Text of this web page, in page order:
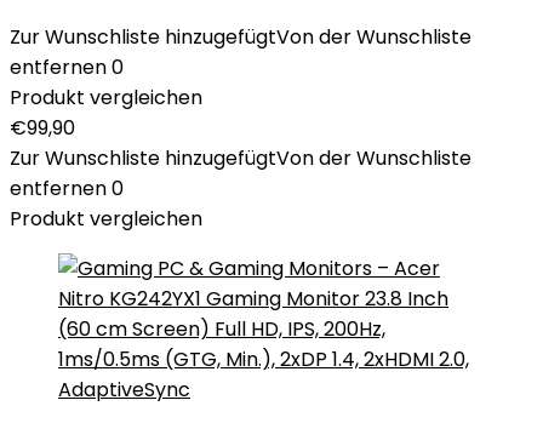
Zur Wunschliste hinzugefügtVon der Wunschliste
entfernen0
Produkt vergleichen
€99,90
Zur Wunschliste hinzugefügtVon der Wunschliste
entfernen0
Produkt vergleichen